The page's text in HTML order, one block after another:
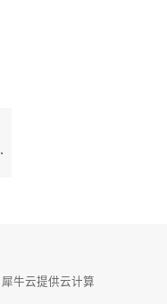
奖
犀牛云提供云计算